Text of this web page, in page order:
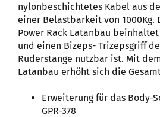
nylonbeschichtetes Kabel aus
einer Belastbarkeit von 1000Kg.
Power Rack Latanbau
und einen Bizeps- Trizepsgriff
Ruderstange nutzbar ist. Mit
Latanbau erhöht sich die
Erweiterung für das Body-
GPR-378